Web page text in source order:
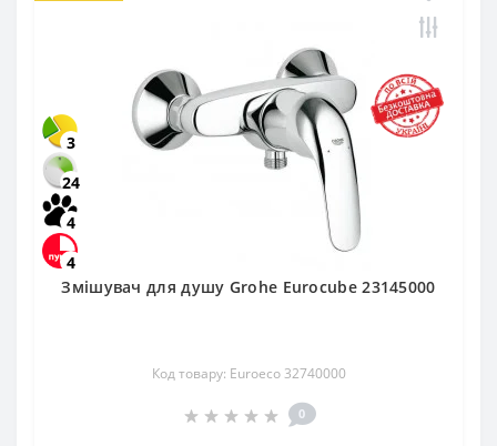
3
24
4
4
Змішувач для душу Grohe Eurocube 23145000
Код товару: Euroeco 32740000
0